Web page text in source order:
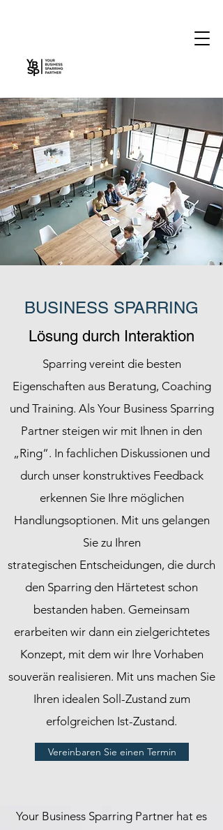
BUSINESS SPARRING
Lösung durch Interaktion
Sparring vereint die besten
Eigenschaften aus Beratung, Coaching
und Training. Als Your Business Sparring
Partner steigen wir mit Ihnen in den
„Ring“. In fachlichen Diskussionen und
durch unser konstruktives Feedback
erkennen Sie Ihre möglichen
Handlungsoptionen. Mit uns gelangen
Sie zu Ihren
strategischen Entscheidungen, die durch
den Sparring den Härtetest schon
bestanden haben. Gemeinsam
erarbeiten wir dann ein zielgerichtetes
Konzept, mit dem wir Ihre Vorhaben
souverän realisieren. Mit uns machen Sie
Ihren idealen Soll-Zustand zum
erfolgreichen Ist-Zustand.
Vereinbaren Sie einen Termin
Your Business Sparring Partner hat es